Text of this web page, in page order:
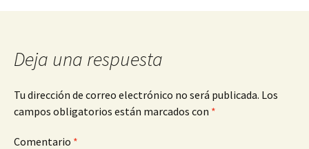
entradas
Deja una respuesta
Tu dirección de correo electrónico no será publicada. Los
campos obligatorios están marcados con *
Comentario *